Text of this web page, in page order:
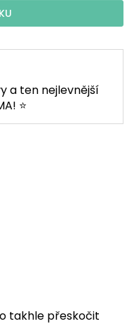
a ten nejlevnější
⭐
takhle přeskočit